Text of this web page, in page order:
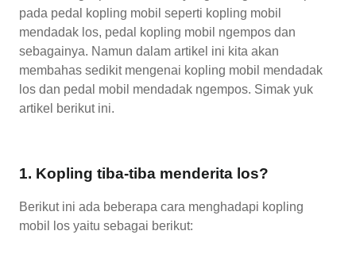
pada pedal kopling mobil seperti kopling mobil
mendadak los, pedal kopling mobil ngempos dan
sebagainya. Namun dalam artikel ini kita akan
membahas sedikit mengenai kopling mobil mendadak
los dan pedal mobil mendadak ngempos. Simak yuk
artikel berikut ini.
1. Kopling tiba-tiba menderita los?
Berikut ini ada beberapa cara menghadapi kopling
mobil los yaitu sebagai berikut: